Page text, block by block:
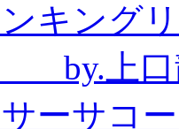
キング
by.上口
ーサコ